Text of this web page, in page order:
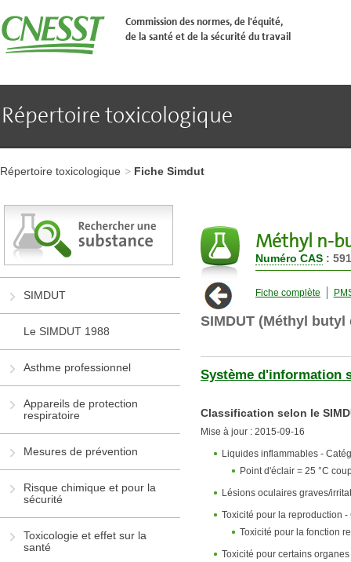
�
l'en-
t�te
de
au
principal
Aller
page
Commission des normes, de l'équité,
de la santé et de la sécurité du travail
Répertoire toxicologique
à
l'en-
de
page
Aller
au
Aller
au
pied
Répertoire toxicologique Fiche Simdut
SIMDUT
Le SIMDUT 1988
Asthme professionnel
Appareils de protection
respiratoire
Mesures de prévention
Risque chimique et pour la
sécurité
Toxicologie et effet sur la
santé
Méthyl n-
Numéro CAS :
Fiche complète
SIMDUT (Méthyl butyl
Système d'information
Classification selon le
Mise à jour : 2015-09-16
Liquides inflammables -
Point d'éclair = 25 °C
Lésions oculaires graves/
Toxicité pour la reproduction -
Toxicité pour la fonction
Toxicité pour certains